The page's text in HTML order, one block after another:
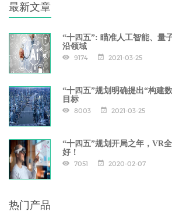
最新文章
“十四五”: 瞄准人工智能、量
沿领域
9174 2021-03-25
“十四五”规划明确提出“构建
目标
8003 2021-03-25
“十四五”规划开局之年，VR
好！
7051 2020-02-07
热门产品